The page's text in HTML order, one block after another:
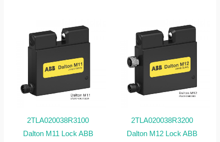
2TLA020038R3100
Dalton M11 Lock ABB
2TLA020038R3200
Dalton M12 Lock ABB